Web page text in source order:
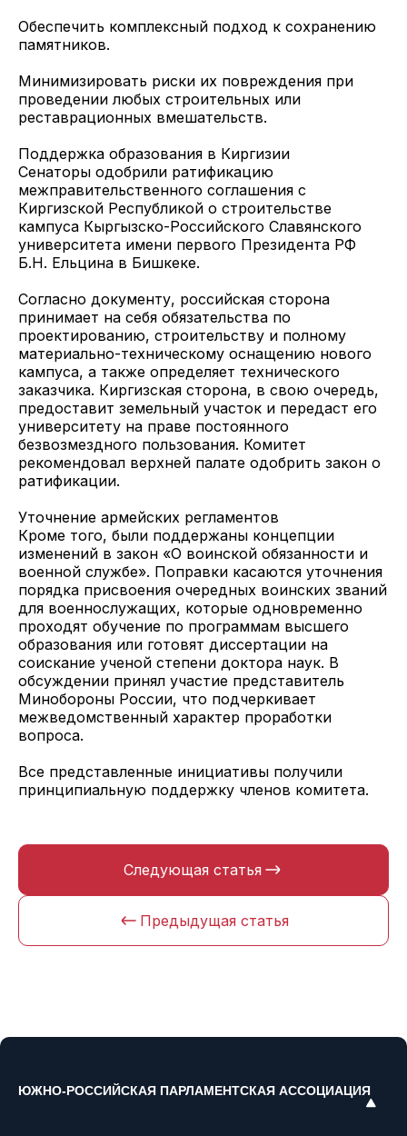
Обеспечить комплексный подход к сохранению
памятников.
Минимизировать риски их повреждения при
проведении любых строительных или
реставрационных вмешательств.
Поддержка образования в Киргизии
Сенаторы одобрили ратификацию
межправительственного соглашения с
Киргизской Республикой о строительстве
кампуса Кыргызско-Российского Славянского
университета имени первого Президента РФ
Б.Н. Ельцина в Бишкеке.
Согласно документу, российская сторона
принимает на себя обязательства по
проектированию, строительству и полному
материально-техническому оснащению нового
кампуса, а также определяет технического
заказчика. Киргизская сторона, в свою очередь,
предоставит земельный участок и передаст его
университету на праве постоянного
безвозмездного пользования. Комитет
рекомендовал верхней палате одобрить закон о
ратификации.
Уточнение армейских регламентов
Кроме того, были поддержаны концепции
изменений в закон «О воинской обязанности и
военной службе». Поправки касаются уточнения
порядка присвоения очередных воинских званий
для военнослужащих, которые одновременно
проходят обучение по программам высшего
образования или готовят диссертации на
соискание ученой степени доктора наук. В
обсуждении принял участие представитель
Минобороны России, что подчеркивает
межведомственный характер проработки
вопроса.
Все представленные инициативы получили
принципиальную поддержку членов комитета.
Предыдущая статья
Следующая статья
ЮЖНО-РОССИЙСКАЯ ПАРЛАМЕНТСКАЯ АССОЦИАЦИЯ